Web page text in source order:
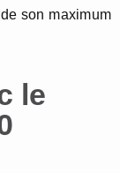
son maximum
le